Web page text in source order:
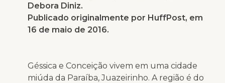
Debora Diniz.
Publicado originalmente por HuffPost, em
16 de maio de 2016.
Géssica e Conceição vivem em uma cidade
miúda da Paraíba, Juazeirinho. A região é do